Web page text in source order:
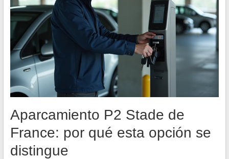
Aparcamiento P2 Stade de
France: por qué esta opción se
distingue